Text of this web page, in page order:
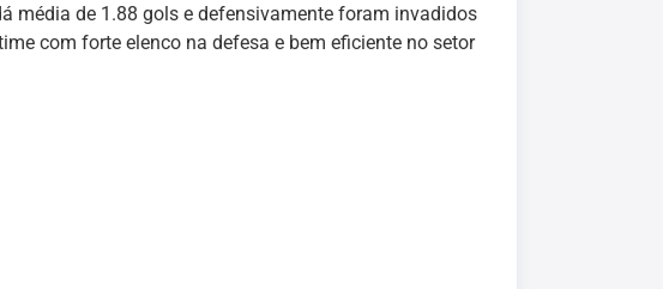
média de 1.88 gols e defensivamente foram invadidos
com forte elenco na defesa e bem eficiente no setor